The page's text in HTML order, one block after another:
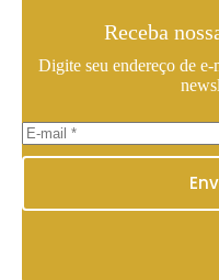
Receba
Digite seu endereço de e-